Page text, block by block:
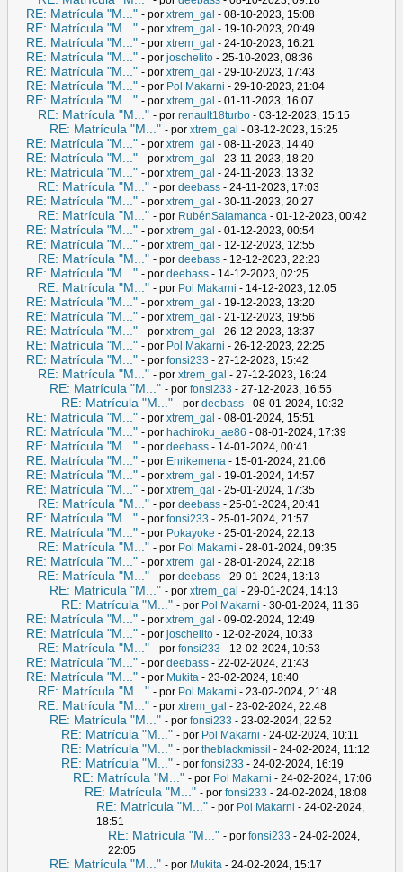
RE: Matrícula "M..." - por xtrem_gal - 08-10-2023, 15:08
RE: Matrícula "M..." - por xtrem_gal - 19-10-2023, 20:49
RE: Matrícula "M..." - por xtrem_gal - 24-10-2023, 16:21
RE: Matrícula "M..." - por joschelito - 25-10-2023, 08:36
RE: Matrícula "M..." - por xtrem_gal - 29-10-2023, 17:43
RE: Matrícula "M..." - por Pol Makarni - 29-10-2023, 21:04
RE: Matrícula "M..." - por xtrem_gal - 01-11-2023, 16:07
RE: Matrícula "M..." - por renault18turbo - 03-12-2023, 15:15
RE: Matrícula "M..." - por xtrem_gal - 03-12-2023, 15:25
RE: Matrícula "M..." - por xtrem_gal - 08-11-2023, 14:40
RE: Matrícula "M..." - por xtrem_gal - 23-11-2023, 18:20
RE: Matrícula "M..." - por xtrem_gal - 24-11-2023, 13:32
RE: Matrícula "M..." - por deebass - 24-11-2023, 17:03
RE: Matrícula "M..." - por xtrem_gal - 30-11-2023, 20:27
RE: Matrícula "M..." - por RubénSalamanca - 01-12-2023, 00:42
RE: Matrícula "M..." - por xtrem_gal - 01-12-2023, 00:54
RE: Matrícula "M..." - por xtrem_gal - 12-12-2023, 12:55
RE: Matrícula "M..." - por deebass - 12-12-2023, 22:23
RE: Matrícula "M..." - por deebass - 14-12-2023, 02:25
RE: Matrícula "M..." - por Pol Makarni - 14-12-2023, 12:05
RE: Matrícula "M..." - por xtrem_gal - 19-12-2023, 13:20
RE: Matrícula "M..." - por xtrem_gal - 21-12-2023, 19:56
RE: Matrícula "M..." - por xtrem_gal - 26-12-2023, 13:37
RE: Matrícula "M..." - por Pol Makarni - 26-12-2023, 22:25
RE: Matrícula "M..." - por fonsi233 - 27-12-2023, 15:42
RE: Matrícula "M..." - por xtrem_gal - 27-12-2023, 16:24
RE: Matrícula "M..." - por fonsi233 - 27-12-2023, 16:55
RE: Matrícula "M..." - por deebass - 08-01-2024, 10:32
RE: Matrícula "M..." - por xtrem_gal - 08-01-2024, 15:51
RE: Matrícula "M..." - por hachiroku_ae86 - 08-01-2024, 17:39
RE: Matrícula "M..." - por deebass - 14-01-2024, 00:41
RE: Matrícula "M..." - por Enrikemena - 15-01-2024, 21:06
RE: Matrícula "M..." - por xtrem_gal - 19-01-2024, 14:57
RE: Matrícula "M..." - por xtrem_gal - 25-01-2024, 17:35
RE: Matrícula "M..." - por deebass - 25-01-2024, 20:41
RE: Matrícula "M..." - por fonsi233 - 25-01-2024, 21:57
RE: Matrícula "M..." - por Pokayoke - 25-01-2024, 22:13
RE: Matrícula "M..." - por Pol Makarni - 28-01-2024, 09:35
RE: Matrícula "M..." - por xtrem_gal - 28-01-2024, 22:18
RE: Matrícula "M..." - por deebass - 29-01-2024, 13:13
RE: Matrícula "M..." - por xtrem_gal - 29-01-2024, 14:13
RE: Matrícula "M..." - por Pol Makarni - 30-01-2024, 11:36
RE: Matrícula "M..." - por xtrem_gal - 09-02-2024, 12:49
RE: Matrícula "M..." - por joschelito - 12-02-2024, 10:33
RE: Matrícula "M..." - por fonsi233 - 12-02-2024, 10:53
RE: Matrícula "M..." - por deebass - 22-02-2024, 21:43
RE: Matrícula "M..." - por Mukita - 23-02-2024, 18:40
RE: Matrícula "M..." - por Pol Makarni - 23-02-2024, 21:48
RE: Matrícula "M..." - por xtrem_gal - 23-02-2024, 22:48
RE: Matrícula "M..." - por fonsi233 - 23-02-2024, 22:52
RE: Matrícula "M..." - por Pol Makarni - 24-02-2024, 10:11
RE: Matrícula "M..." - por theblackmissil - 24-02-2024, 11:12
RE: Matrícula "M..." - por fonsi233 - 24-02-2024, 16:19
RE: Matrícula "M..." - por Pol Makarni - 24-02-2024, 17:06
RE: Matrícula "M..." - por fonsi233 - 24-02-2024, 18:08
RE: Matrícula "M..." - por Pol Makarni - 24-02-2024,
18:51
RE: Matrícula "M..." - por fonsi233 - 24-02-2024,
22:05
RE: Matrícula "M..." - por Mukita - 24-02-2024, 15:17